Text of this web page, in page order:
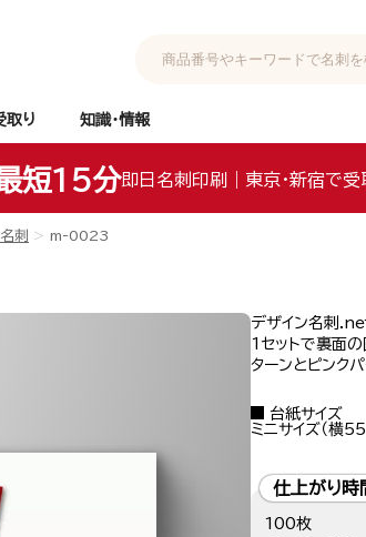
取り 知識・情報
短15分即日名刺印刷｜東京・新宿で受
刺 m-0023
デザイン名刺
1セットで裏面
ターンとピンク
台紙サイズ
ミニサイズ（横
仕上がり
100枚